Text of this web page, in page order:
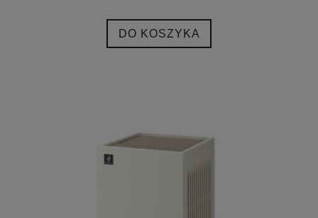
DO KOSZYKA